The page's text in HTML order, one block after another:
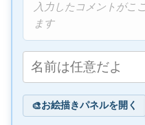
入力したコメントがこ
ます
🎨お絵描きパネルを開く